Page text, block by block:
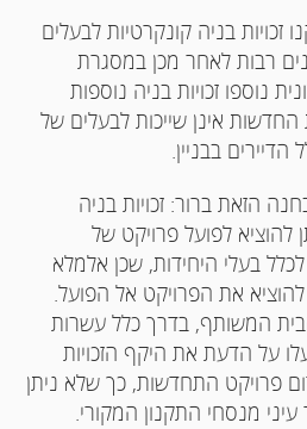
בניה קונקרטיות לבעלים
רבות לאחר מכן במסגרת
נוספו זכויות בניה נוספות
אינן שייכות לבעלים של
בבניין.
הזאת ברור: זכויות בניה
לפועל פרויקט של
בעלי היחידות, שכן אלמלא
להוציא את הפרויקט אל הפועל.
המשותף, בדרך כלל עשרות
על הדעת את היקף הזכויות
פרויקט התחדשות, כך שלא ניתן
מנסחי התקנון המקורי.